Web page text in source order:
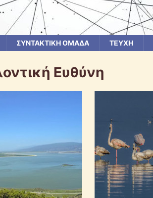
ΣΥΝΤΑΚΤΙΚΗ ΟΜΑΔΑ ΤΕΥΧΗ
Ευθύνη